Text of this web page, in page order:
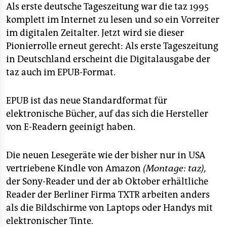
nord
wahrheit
verlag
verlag
veranstaltungen
shop
unterstützen
abo
genossenschaft
epaper login
Als erste deutsche Tageszeitung war die taz 1995
komplett im Internet zu lesen und so ein Vorreiter
im digitalen Zeitalter. Jetzt wird sie dieser
Pionierrolle erneut gerecht: Als erste Tageszeitung
in Deutschland erscheint die Digitalausgabe der
taz auch im EPUB-Format.
EPUB ist das neue Standardformat für
elektronische Bücher, auf das sich die Hersteller
von E-Readern geeinigt haben.
Die neuen Lesegeräte wie der bisher nur in USA
vertriebene Kindle von Amazon (Montage: taz),
der Sony-Reader und der ab Oktober erhältliche
Reader der Berliner Firma TXTR arbeiten anders
als die Bildschirme von Laptops oder Handys mit
elektronischer Tinte.